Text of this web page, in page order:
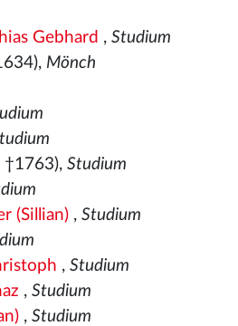
Gebhard , Studium
Mönch
†1763), Studium
(Sillian), Studium
, Studium
, Studium
, Studium